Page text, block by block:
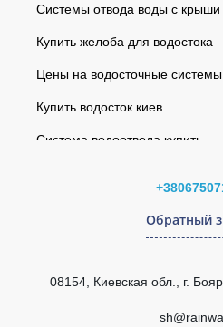
Системы отвода воды с крыши
Купить желоба для водостока
Цены на водосточные системы
Купить водосток киев
Система водоотвода купить
Кровельная вентиляция
Водосточная система
Заглушка желоба правая
Угол желоба наружный 135°
Угол желоба внутренний
Обратный
08154, Киевская обл., г.